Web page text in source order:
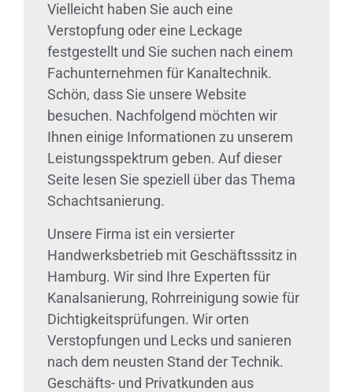
Vielleicht haben Sie auch eine
Verstopfung oder eine Leckage
festgestellt und Sie suchen nach einem
Fachunternehmen für Kanaltechnik.
Schön, dass Sie unsere Website
besuchen. Nachfolgend möchten wir
Ihnen einige Informationen zu unserem
Leistungsspektrum geben. Auf dieser
Seite lesen Sie speziell über das Thema
Schachtsanierung.
Unsere Firma ist ein versierter
Handwerksbetrieb mit Geschäftsssitz in
Hamburg. Wir sind Ihre Experten für
Kanalsanierung, Rohrreinigung sowie für
Dichtigkeitsprüfungen. Wir orten
Verstopfungen und Lecks und sanieren
nach dem neusten Stand der Technik.
Geschäfts- und Privatkunden aus